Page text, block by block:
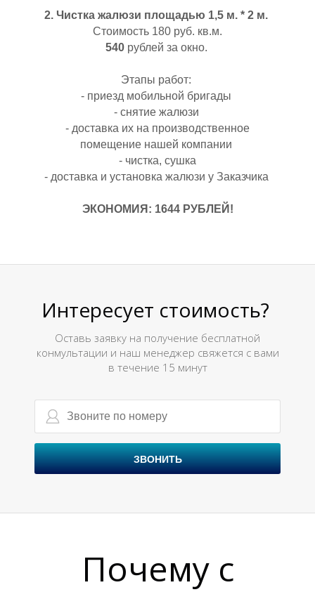
2. Чистка жалюзи площадью 1,5 м. * 2 м.
Стоимость 180 руб. кв.м.
540рублей за окно.
Этапы работ:
- приезд мобильной бригады
- снятие жалюзи
- доставка их на производственное
помещение нашей компании
- чистка, сушка
- доставка и установка жалюзи у Заказчика
ЭКОНОМИЯ: 1644 РУБЛЕЙ!
Интересует стоимость?
Оставь заявку на получение бесплатной
конмультации и наш менеджер свяжется с вами
в течение 15 минут
ЗВОНИТЬ
Почему с
В
Н